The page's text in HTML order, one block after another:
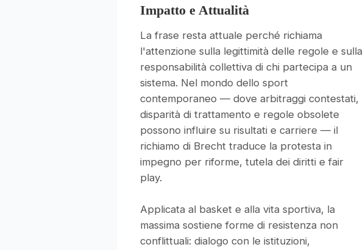
Impatto e Attualità
La frase resta attuale perché richiama
l'attenzione sulla legittimità delle regole e sulla
responsabilità collettiva di chi partecipa a un
sistema. Nel mondo dello sport
contemporaneo — dove arbitraggi contestati,
disparità di trattamento e regole obsolete
possono influire su risultati e carriere — il
richiamo di Brecht traduce la protesta in
impegno per riforme, tutela dei diritti e fair
play.
Applicata al basket e alla vita sportiva, la
massima sostiene forme di resistenza non
conflittuali: dialogo con le istituzioni,